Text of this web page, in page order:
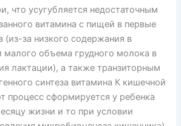
что усугубляется недостаточным
витамина с пищей в первые
(из-за низкого содержания в
объема грудного молока в
лактации), а также транзиторным
синтеза витамина К кишечной
процесс сформируется у ребенка
жизни и то при условии